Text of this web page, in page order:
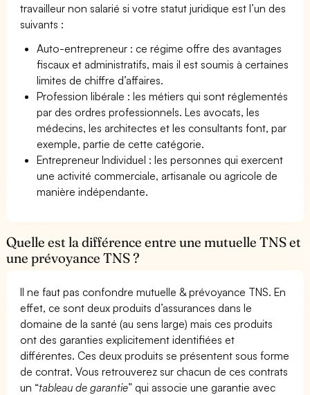
travailleur non salarié si votre statut juridique est l’un des
suivants :
Auto-entrepreneur : ce régime offre des avantages
fiscaux et administratifs, mais il est soumis à certaines
limites de chiffre d’affaires.
Profession libérale : les métiers qui sont réglementés
par des ordres professionnels. Les avocats, les
médecins, les architectes et les consultants font, par
exemple, partie de cette catégorie.
Entrepreneur Individuel : les personnes qui exercent
une activité commerciale, artisanale ou agricole de
manière indépendante.
Quelle est la différence entre une mutuelle TNS et
une prévoyance TNS ?
Il ne faut pas confondre mutuelle & prévoyance TNS. En
effet, ce sont deux produits d’assurances dans le
domaine de la santé (au sens large) mais ces produits
ont des garanties explicitement identifiées et
différentes. Ces deux produits se présentent sous forme
de contrat. Vous retrouverez sur chacun de ces contrats
un “tableau de garantie” qui associe une garantie avec